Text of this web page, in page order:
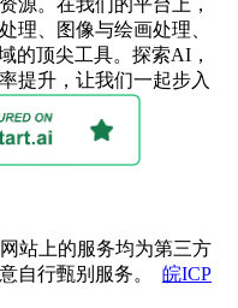
源。在我们的平台上，
理、图像与绘画处理、
的顶尖工具。探索AI，
提升，让我们一起步入
站上的服务均为第三方
自行甄别服务。 皖ICP